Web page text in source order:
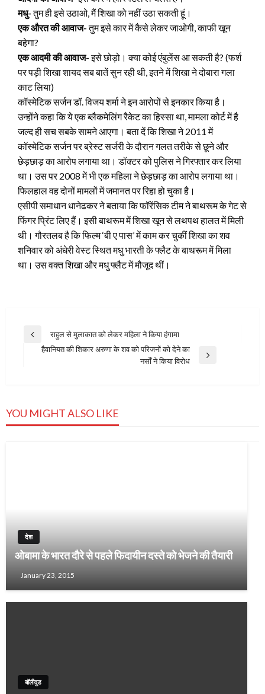
मधु-तुम ही इसे उठाओ, मैं शिखा को नहीं उठा सकती हूं।
एक औरत की आवाज-तुम इसे कार में कैसे लेकर जाओगी, काफी खून
बहेगा?
एक आदमी की आवाज-इसे छोड़ो। क्या कोई एंबुलेंस आ सकती है? (फर्श
पर पड़ी शिखा शायद सब बातें सुन रही थी, इतने में शिखा ने दोबारा गला
काट लिया)
कॉस्मेटिक सर्जन डॉ. विजय शर्मा ने इन आरोपों से इनकार किया है।
उन्होंने कहा कि ये एक ब्लैकमेलिंग रैकेट का हिस्सा था, मामला कोर्ट में है
जल्द ही सच सबके सामने आएगा। बता दें कि शिखा ने 2011 में
कॉस्मेटिक सर्जन पर ब्रेस्ट सर्जरी के दौरान गलत तरीके से छूने और
छेड़छाड़ का आरोप लगाया था। डॉक्टर को पुलिस ने गिरफ्तार कर लिया
था। उस पर 2008 में भी एक महिला ने छेड़छाड़ का आरोप लगाया था।
फिलहाल वह दोनों मामलों में जमानत पर रिहा हो चुका है।
एसीपी समाधान धानेढकर ने बताया कि फॉरेंसिक टीम ने बाथरूम के गेट से
फिंगर प्रिंट लिए हैं। इसी बाथरूम में शिखा खून से लथपथ हालत में मिली
थी। गौरतलब है कि फिल्म ‘बी ए पास’ में काम कर चुकीं शिखा का शव
शनिवार को अंधेरी वेस्ट स्थित मधु भारती के फ्लैट के बाथरूम में मिला
था। उस वक्त शिखा और मधु फ्लैट में मौजूद थीं।
Post
navigation
Previous
राहुल से मुलाकात को लेकर महिला ने किया हंगामा
हैवानियत की शिकार अरुणा के शव को परिजनों को देने का
नर्सों ने किया विरोध
YOU MIGHT ALSO LIKE
देश
ओबामा के भारत दौरे से पहले फिदायीन दस्ते को भेजने की तैयारी
January 23, 2015
बॉलीवुड